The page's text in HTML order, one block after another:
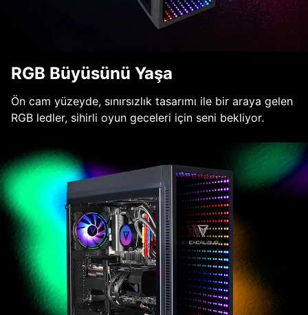
RGB Büyüsünü Yaşa
Ön cam yüzeyde, sınırsızlık tasarımı ile bir araya gelen
RGB ledler, sihirli oyun geceleri için seni bekliyor.